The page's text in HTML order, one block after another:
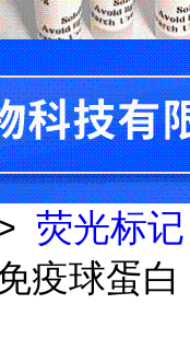
荧光标记
疫球蛋白